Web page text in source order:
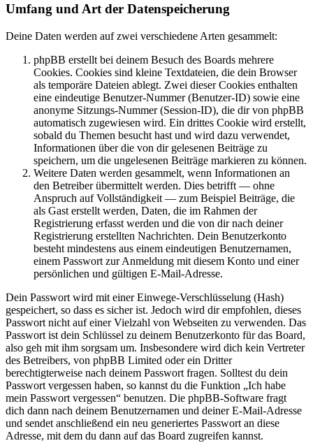
Umfang und Art der Datenspeicherung
Deine Daten werden auf zwei verschiedene Arten gesammelt:
phpBB erstellt bei deinem Besuch des Boards mehrere
Cookies. Cookies sind kleine Textdateien, die dein Browser
als temporäre Dateien ablegt. Zwei dieser Cookies enthalten
eine eindeutige Benutzer-Nummer (Benutzer-ID) sowie eine
anonyme Sitzungs-Nummer (Session-ID), die dir von phpBB
automatisch zugewiesen wird. Ein drittes Cookie wird erstellt,
sobald du Themen besucht hast und wird dazu verwendet,
Informationen über die von dir gelesenen Beiträge zu
speichern, um die ungelesenen Beiträge markieren zu können.
Weitere Daten werden gesammelt, wenn Informationen an
den Betreiber übermittelt werden. Dies betrifft — ohne
Anspruch auf Vollständigkeit — zum Beispiel Beiträge, die
als Gast erstellt werden, Daten, die im Rahmen der
Registrierung erfasst werden und die von dir nach deiner
Registrierung erstellten Nachrichten. Dein Benutzerkonto
besteht mindestens aus einem eindeutigen Benutzernamen,
einem Passwort zur Anmeldung mit diesem Konto und einer
persönlichen und gültigen E-Mail-Adresse.
Dein Passwort wird mit einer Einwege-Verschlüsselung (Hash)
gespeichert, so dass es sicher ist. Jedoch wird dir empfohlen, dieses
Passwort nicht auf einer Vielzahl von Webseiten zu verwenden. Das
Passwort ist dein Schlüssel zu deinem Benutzerkonto für das Board,
also geh mit ihm sorgsam um. Insbesondere wird dich kein Vertreter
des Betreibers, von phpBB Limited oder ein Dritter
berechtigterweise nach deinem Passwort fragen. Solltest du dein
Passwort vergessen haben, so kannst du die Funktion „Ich habe
mein Passwort vergessen“ benutzen. Die phpBB-Software fragt
dich dann nach deinem Benutzernamen und deiner E-Mail-Adresse
und sendet anschließend ein neu generiertes Passwort an diese
Adresse, mit dem du dann auf das Board zugreifen kannst.